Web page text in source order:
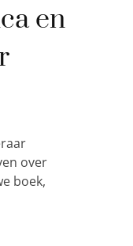
en
over
boek,